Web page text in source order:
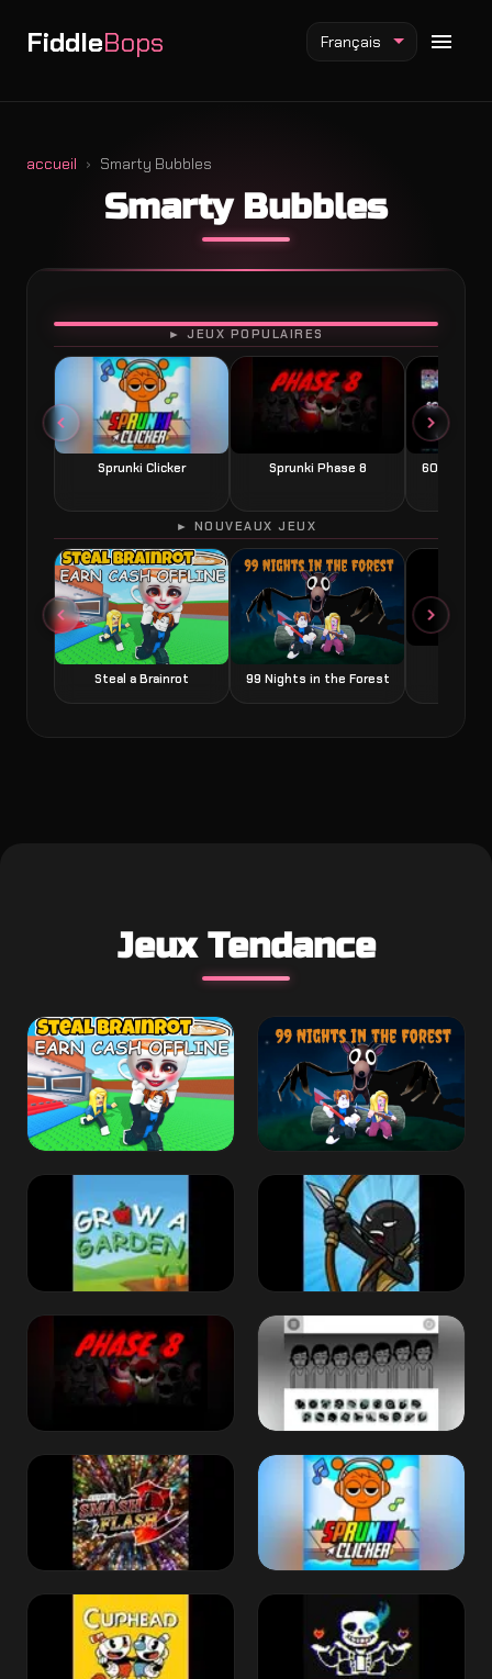
FiddleBops
Mod Fiddlebops
Mod Incredibox
Mod Sprunki
Français
accueil Smarty Bubbles
Smarty Bubbles
► JEUX POPULAIRES
Sprunki Clicker Sprunki Phase 8 60
JOUER
► NOUVEAUX JEUX
Steal a Brainrot 99 Nights in the Forest
Jeux Tendance